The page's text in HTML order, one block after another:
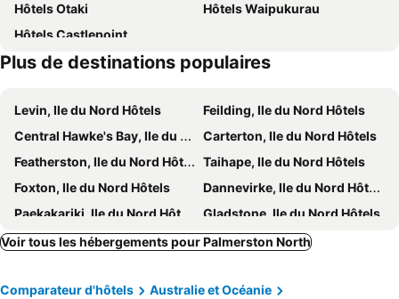
Hôtels Otaki
Hôtels Waipukurau
Hôtels Castlepoint
Plus de destinations populaires
Levin, Ile du Nord Hôtels
Feilding, Ile du Nord Hôtels
Central Hawke's Bay, Ile du Nord Hôtels
Carterton, Ile du Nord Hôtels
Featherston, Ile du Nord Hôtels
Taihape, Ile du Nord Hôtels
Foxton, Ile du Nord Hôtels
Dannevirke, Ile du Nord Hôtels
Paekakariki, Ile du Nord Hôtels
Gladstone, Ile du Nord Hôtels
Raumati Beach, Ile du Nord Hôtels
Turakina, Ile du Nord Hôtels
Pahiatua, Ile du Nord Hôtels
Marton, Ile du Nord Hôtels
Voir tous les hébergements pour Palmerston North
Comparateur d'hôtels
Australie et Océanie